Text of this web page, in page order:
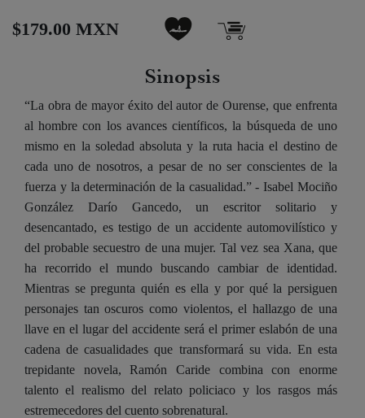
$179.00 MXN
Sinopsis
“La obra de mayor éxito del autor de Ourense, que enfrenta
al hombre con los avances científicos, la búsqueda de uno
mismo en la soledad absoluta y la ruta hacia el destino de
cada uno de nosotros, a pesar de no ser conscientes de la
fuerza y la determinación de la casualidad.” - Isabel Mociño
González Darío Gancedo, un escritor solitario y
desencantado, es testigo de un accidente automovilístico y
del probable secuestro de una mujer. Tal vez sea Xana, que
ha recorrido el mundo buscando cambiar de identidad.
Mientras se pregunta quién es ella y por qué la persiguen
personajes tan oscuros como violentos, el hallazgo de una
llave en el lugar del accidente será el primer eslabón de una
cadena de casualidades que transformará su vida. En esta
trepidante novela, Ramón Caride combina con enorme
talento el realismo del relato policiaco y los rasgos más
estremecedores del cuento sobrenatural.